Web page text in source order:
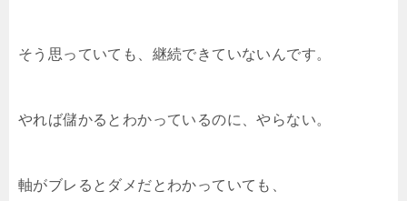
そう思っていても、継続できていないんです。
やれば儲かるとわかっているのに、やらない。
軸がブレるとダメだとわかっていても、